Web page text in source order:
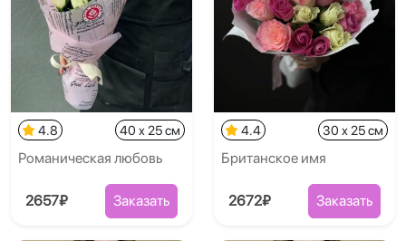
4.8 40 x 25 см
Романическая любовь
2657₽ Заказать
4.4 30 x 25 см
Британское имя
2672₽ Заказать